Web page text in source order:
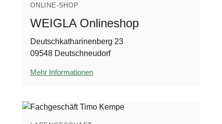
ONLINE-SHOP
WEIGLA Onlineshop
Deutschkatharinenberg 23
09548 Deutschneudorf
Mehr Informationen